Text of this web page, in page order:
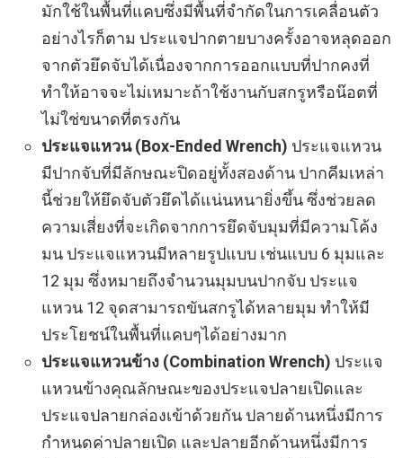
มักใช้ในพื้นที่แคบซึ่งมีพื้นที่จำกัดในการเคลื่อนตัว
อย่างไรก็ตาม ประแจปากตายบางครั้งอาจหลุดออก
จากตัวยึดจับได้เนื่องจากการออกแบบที่ปากคงที่
ทำให้อาจจะไม่เหมาะถ้าใช้งานกับสกรูหรือน๊อตที่
ไม่ใช่ขนาดที่ตรงกัน
ประแจแหวน (Box-Ended Wrench) ประแจแหวน
มีปากจับที่มีลักษณะปิดอยู่ทั้งสองด้าน ปากคีมเหล่า
นี้ช่วยให้ยึดจับตัวยึดได้แน่นหนายิ่งขึ้น ซึ่งช่วยลด
ความเสี่ยงที่จะเกิดจากการยึดจับมุมที่มีความโค้ง
มน ประแจแหวนมีหลายรูปแบบ เช่นแบบ 6 มุมและ
12 มุม ซึ่งหมายถึงจำนวนมุมบนปากจับ ประแจ
แหวน 12 จุดสามารถขันสกรูได้หลายมุม ทำให้มี
ประโยชน์ในพื้นที่แคบๆได้อย่างมาก
ประแจแหวนข้าง (Combination Wrench) ประแจ
แหวนข้างคุณลักษณะของประแจปลายเปิดและ
ประแจปลายกล่องเข้าด้วยกัน ปลายด้านหนึ่งมีการ
กำหนดค่าปลายเปิด และปลายอีกด้านหนึ่งมีการ